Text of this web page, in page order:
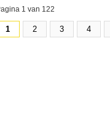
1 van 122
1 2 3 4